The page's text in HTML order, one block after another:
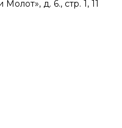
д. 6., стр. 1, 11